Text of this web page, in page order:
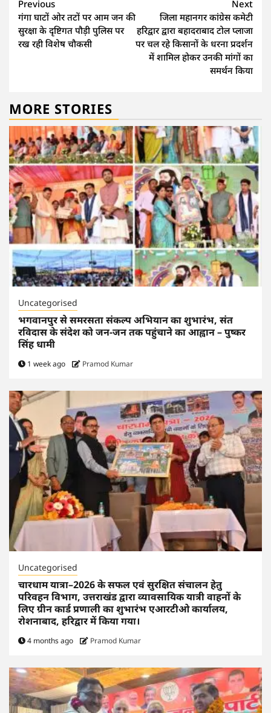
Continue
Reading
Previous
गंगा घाटों ओर तटों पर आम जन की
सुरक्षा के दृष्टिगत पौड़ी पुलिस पर
रख रही विशेष चौकसी
Next
जिला महानगर कांग्रेस कमेटी
हरिद्वार द्वारा बहादराबाद टोल प्लाजा
पर चल रहे किसानों के धरना प्रदर्शन
में शामिल होकर उनकी मांगों का
समर्थन किया
MORE STORIES
Uncategorised
भगवानपुर से समरसता संकल्प अभियान का शुभारंभ, संत
रविदास के संदेश को जन-जन तक पहुंचाने का आह्वान – पुष्कर
सिंह धामी
1 week ago Pramod Kumar
Uncategorised
चारधाम यात्रा–2026 के सफल एवं सुरक्षित संचालन हेतु
परिवहन विभाग, उत्तराखंड द्वारा व्यावसायिक यात्री वाहनों के
लिए ग्रीन कार्ड प्रणाली का शुभारंभ एआरटीओ कार्यालय,
रोशनाबाद, हरिद्वार में किया गया।
4 months ago Pramod Kumar